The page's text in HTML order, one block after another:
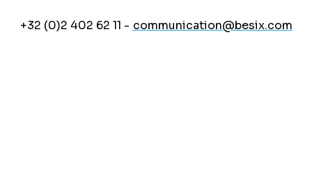
+32 (0)2 402 62 11 - communication@besix.com